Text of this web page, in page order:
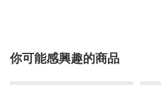
你可能感興趣的商品